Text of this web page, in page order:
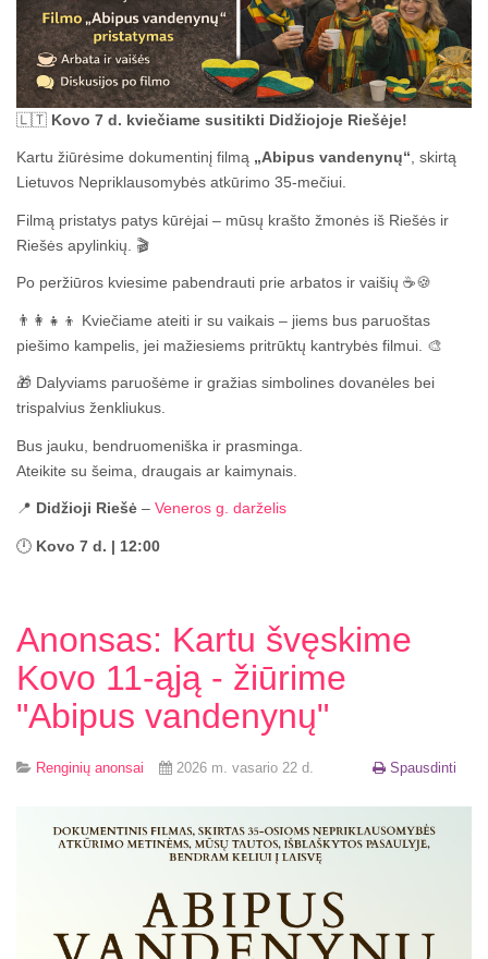
🇱🇹 Kovo 7 d. kviečiame susitikti Didžiojoje Riešėje!
Kartu žiūrėsime dokumentinį filmą „Abipus vandenynų“, skirtą
Lietuvos Nepriklausomybės atkūrimo 35-mečiui.
Filmą pristatys patys kūrėjai – mūsų krašto žmonės iš Riešės ir
Riešės apylinkių. 🎬
Po peržiūros kviesime pabendrauti prie arbatos ir vaišių ☕🍪
👨‍👩‍👧‍👦 Kviečiame ateiti ir su vaikais – jiems bus paruoštas
piešimo kampelis, jei mažiesiems pritrūktų kantrybės filmui. 🎨
🎁 Dalyviams paruošėme ir gražias simbolines dovanėles bei
trispalvius ženkliukus.
Bus jauku, bendruomeniška ir prasminga.
Ateikite su šeima, draugais ar kaimynais.
📍 Didžioji Riešė – Veneros g. darželis
🕛 Kovo 7 d. | 12:00
Anonsas: Kartu švęskime
Kovo 11-ąją - žiūrime
"Abipus vandenynų"
Spausdinti
Renginių anonsai 2026 m. vasario 22 d.